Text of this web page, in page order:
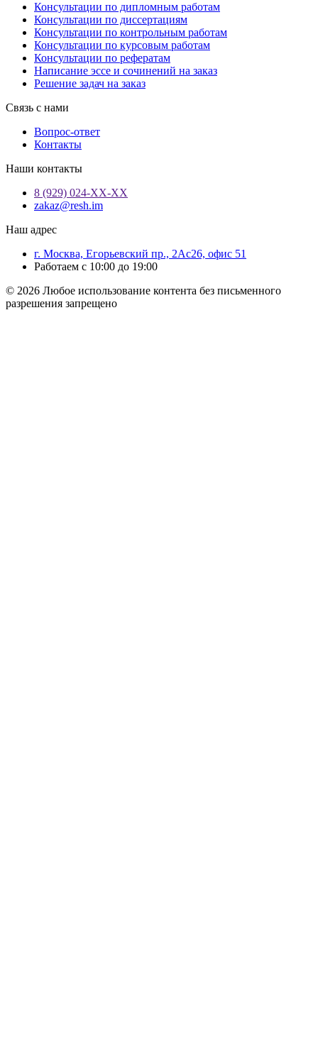
Консультации по дипломным работам
Консультации по диссертациям
Консультации по контрольным работам
Консультации по курсовым работам
Консультации по рефератам
Написание эссе и сочинений на заказ
Решение задач на заказ
Связь с нами
Вопрос-ответ
Контакты
Наши контакты
8 (929) 024-ХХ-ХХ
zakaz@resh.im
Наш адрес
г. Москва, Егорьевский пр., 2Ас26, офис 51
Работаем с 10:00 до 19:00
© 2026 Любое использование контента без письменного
разрешения запрещено